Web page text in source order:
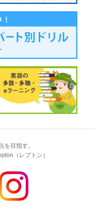
を目指す。
（レプトン）